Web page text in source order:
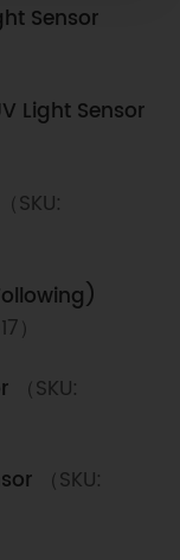
Sensor
Light Sensor
（SKU:
）
（SKU:
（SKU: